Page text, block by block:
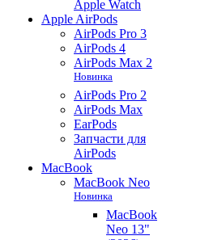
Apple Watch
Apple AirPods
AirPods Pro 3
AirPods 4
AirPods Max 2
Новинка
AirPods Pro 2
AirPods Max
EarPods
Запчасти для
AirPods
MacBook
MacBook Neo
Новинка
MacBook
Neo 13"